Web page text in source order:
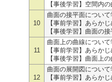
【事後学習】空間内
10
曲面の接平面について
【事前学習】あらか
【事後学習】曲面の
11
曲面上の曲線について
【事前学習】あらか
【事後学習】曲面上
12
曲面の展開図について
【事前学習】あらか